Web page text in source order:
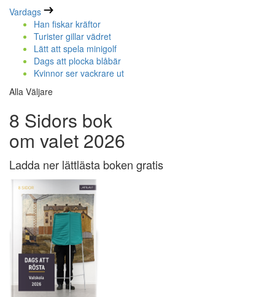
Vardags
Han fiskar kräftor
Turister gillar vädret
Lätt att spela minigolf
Dags att plocka blåbär
Kvinnor ser vackrare ut
Alla Väljare
8 Sidors bok
om valet 2026
Ladda ner lättlästa boken gratis